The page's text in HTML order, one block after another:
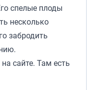
спелые плоды
несколько
забродить
сайте. Там есть